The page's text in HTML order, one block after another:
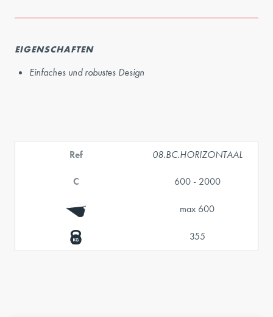
EIGENSCHAFTEN
Einfaches und robustes Design
Ref 08.BC.HORIZONTAAL
C 600 - 2000
max 600
355